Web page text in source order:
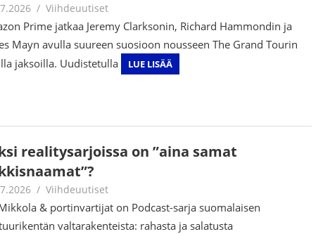
Juha Kaunisto
Viihdeuutiset
Prime jatkaa Jeremy Clarksonin, Richard Hammondin ja
Mayn avulla suureen suosioon nousseen The Grand Tourin
jaksoilla. Uudistetulla
LUE LISÄÄ
realitysarjoissa on ”aina samat
Juha Kaunisto
Viihdeuutiset
& portinvartijat on Podcast-sarja suomalaisen
valtarakenteista: rahasta ja salatusta